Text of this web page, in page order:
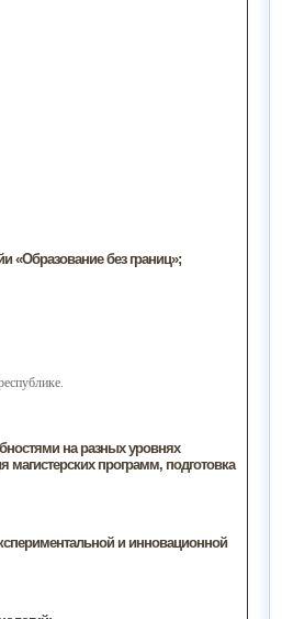
«Образование без границ»;
на разных уровнях
магистерских программ, подготовка
и инновационной